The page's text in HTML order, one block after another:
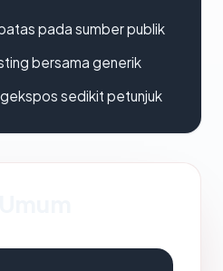
pada sumber publik
bersama generik
sedikit petunjuk